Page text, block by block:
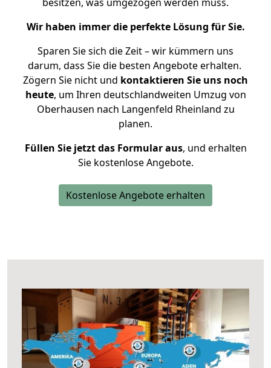
Wir haben immer die perfekte Lösung für Sie.
Sparen Sie sich die Zeit – wir kümmern uns
darum, dass Sie die besten Angebote erhalten.
Zögern Sie nicht und kontaktieren Sie uns noch
heute, um Ihren deutschlandweiten Umzug von
Oberhausen nach Langenfeld Rheinland zu
planen.
Füllen Sie jetzt das Formular aus, und erhalten
Sie kostenlose Angebote.
Kostenlose Angebote erhalten